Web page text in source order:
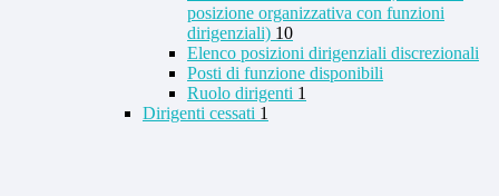
posizione organizzativa con funzioni
dirigenziali) 10
Elenco posizioni dirigenziali discrezionali
Posti di funzione disponibili
Ruolo dirigenti 1
Dirigenti cessati 1